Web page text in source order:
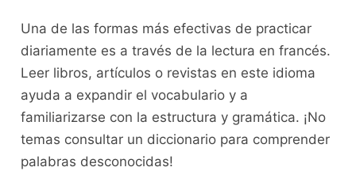
Una de las formas más efectivas de practicar
diariamente es‌ a‍ través⁢ de la lectura ⁣en francés.
‌Leer ⁢libros, artículos o‍ revistas en este idioma⁢
ayuda a expandir el vocabulario y a ​
familiarizarse con la estructura y gramática.⁣ ¡No
temas consultar un ⁣diccionario ‍para⁤ comprender
palabras desconocidas!